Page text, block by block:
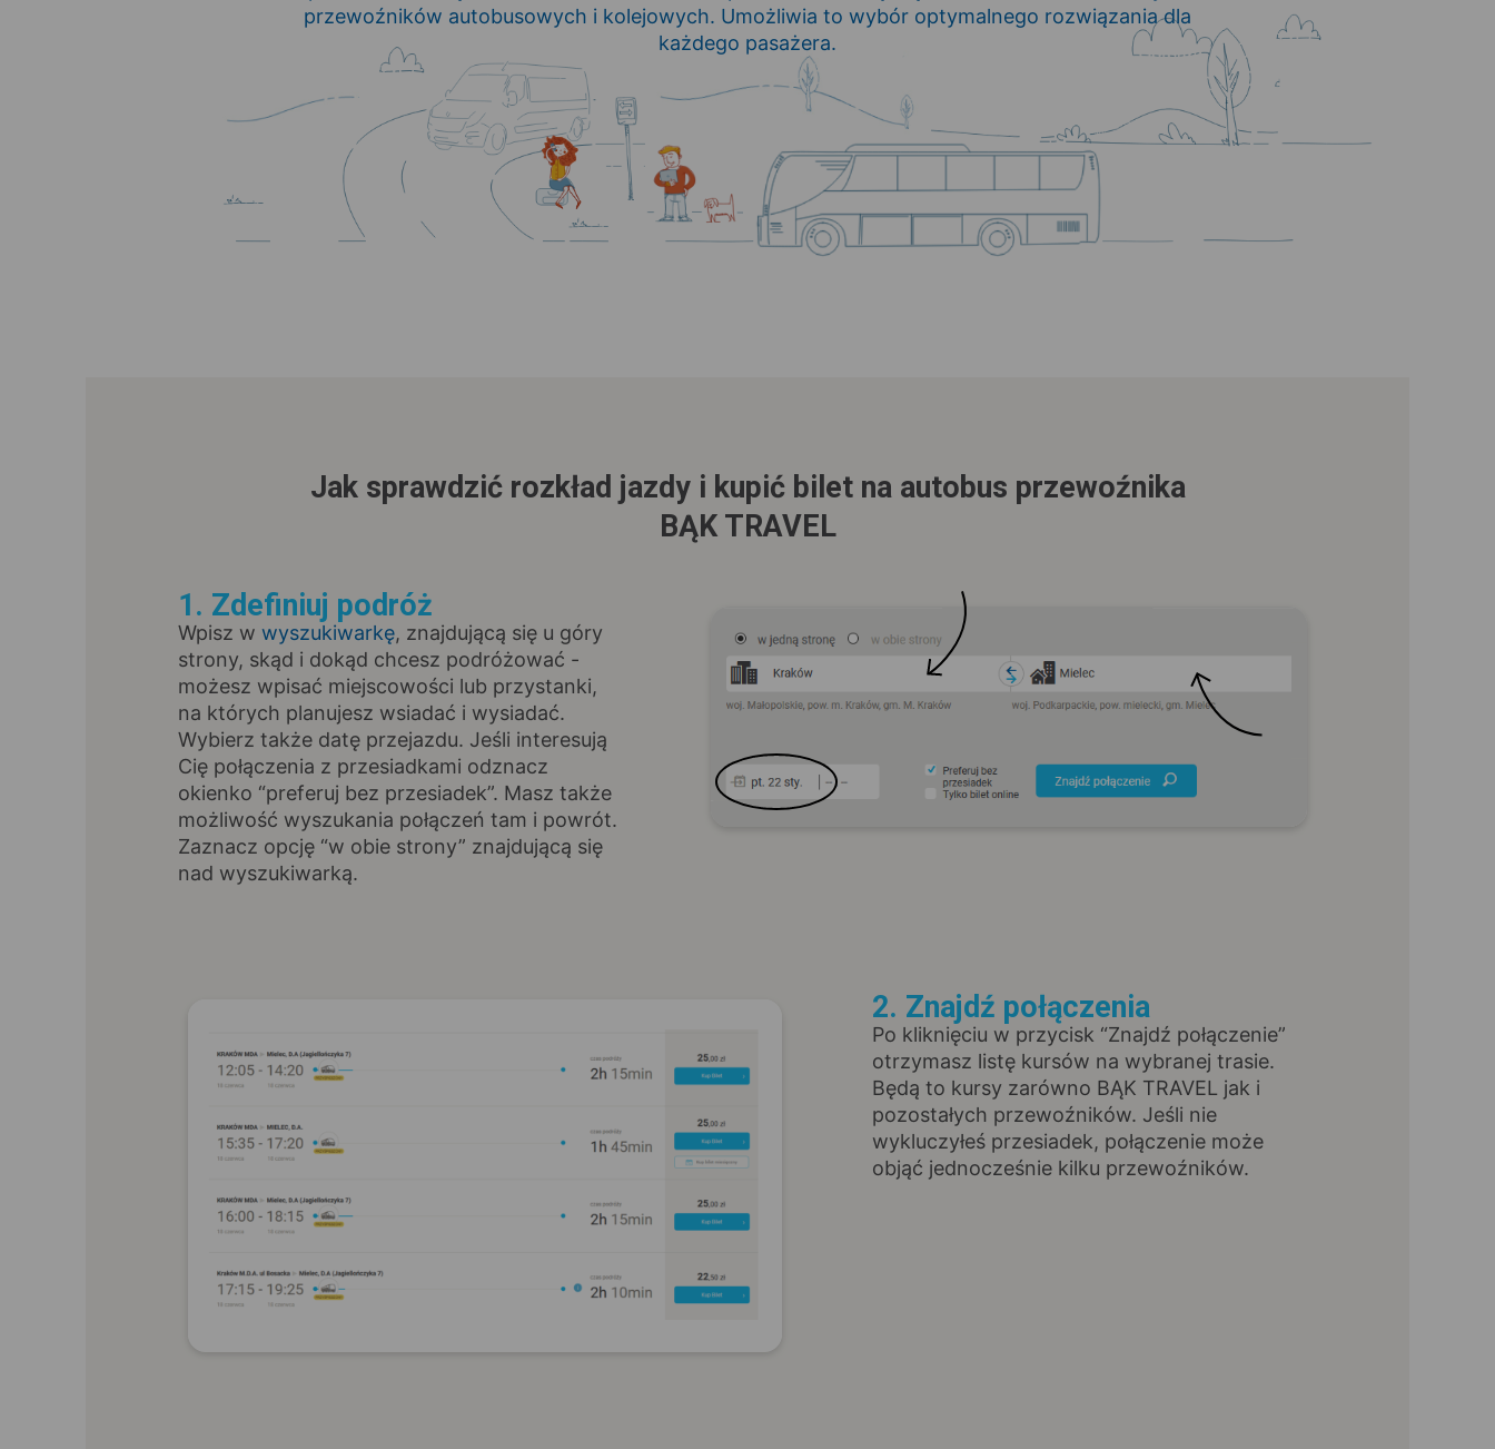
przewoźników autobusowych i kolejowych. Umożliwia to wybór optymalnego rozwiązania dla
każdego pasażera.
Jak sprawdzić rozkład jazdy i kupić bilet na autobus przewoźnika
BĄK TRAVEL
1. Zdefiniuj podróż
Wpisz w wyszukiwarkę, znajdującą się u góry
strony, skąd i dokąd chcesz podróżować -
możesz wpisać miejscowości lub przystanki,
na których planujesz wsiadać i wysiadać.
Wybierz także datę przejazdu. Jeśli interesują
Cię połączenia z przesiadkami odznacz
okienko “preferuj bez przesiadek”. Masz także
możliwość wyszukania połączeń tam i powrót.
Zaznacz opcję “w obie strony” znajdującą się
nad wyszukiwarką.
2. Znajdź połączenia
Po kliknięciu w przycisk “Znajdź połączenie”
otrzymasz listę kursów na wybranej trasie.
Będą to kursy zarówno BĄK TRAVEL jak i
pozostałych przewoźników. Jeśli nie
wykluczyłeś przesiadek, połączenie może
objąć jednocześnie kilku przewoźników.